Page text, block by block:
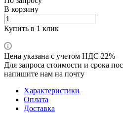
В корзину
Купить в 1 клик
Цена указана с учетом НДС 22%
Для запроса стоимости и срока
напишите нам на почту
Характеристики
Оплата
Доставка